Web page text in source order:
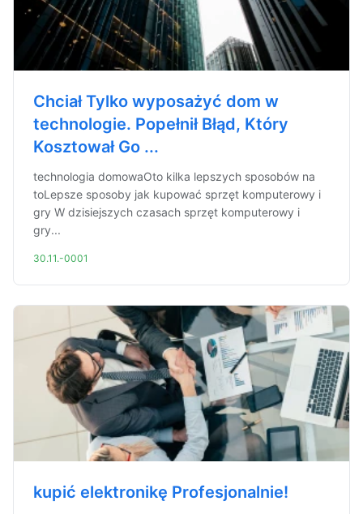
Chciał Tylko wyposażyć dom w
technologie. Popełnił Błąd, Który
Kosztował Go ...
technologia domowaOto kilka lepszych sposobów na
toLepsze sposoby jak kupować sprzęt komputerowy i
gry W dzisiejszych czasach sprzęt komputerowy i
gry...
30.11.-0001
kupić elektronikę Profesjonalnie!